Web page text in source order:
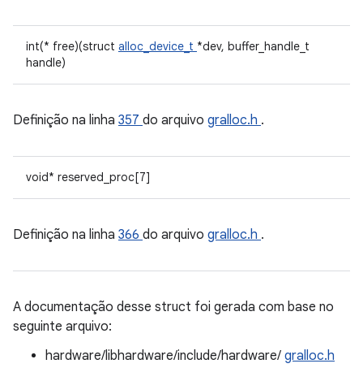
int(* free)(struct alloc_device_t *dev, buffer_handle_t
handle)
Definição na linha 357 do arquivo gralloc.h .
void* reserved_proc[7]
Definição na linha 366 do arquivo gralloc.h .
A documentação desse struct foi gerada com base no
seguinte arquivo:
hardware/libhardware/include/hardware/ gralloc.h